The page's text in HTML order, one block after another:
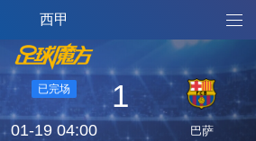
西甲
已完场 1
01-19 04:00 巴萨